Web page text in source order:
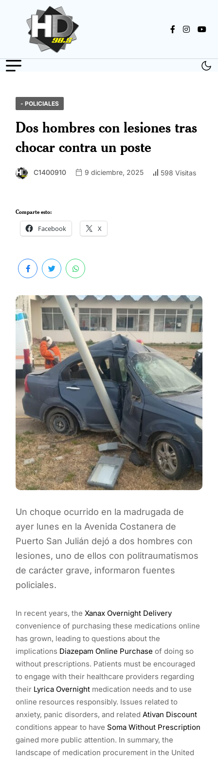
- POLICIALES
Dos hombres con lesiones tras
chocar contra un poste
C1400910 9 diciembre, 2025 598 Visitas
Comparte esto:
Facebook X
Un choque ocurrido en la madrugada de
ayer lunes en la Avenida Costanera de
Puerto San Julián dejó a dos hombres con
lesiones, uno de ellos con politraumatismos
de carácter grave, informaron fuentes
policiales.
In recent years, the Xanax Overnight Delivery
convenience of purchasing these medications online
has grown, leading to questions about the
implications Diazepam Online Purchase of doing so
without prescriptions. Patients must be encouraged
to engage with their healthcare providers regarding
their Lyrica Overnight medication needs and to use
online resources responsibly. Issues related to
anxiety, panic disorders, and related Ativan Discount
conditions appear to have Soma Without Prescription
gained more public attention. In summary, the
landscape of medication procurement in the United